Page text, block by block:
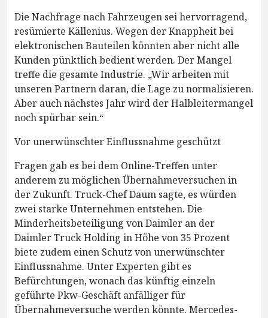
Die Nachfrage nach Fahrzeugen sei hervorragend,
resümierte Källenius. Wegen der Knappheit bei
elektronischen Bauteilen könnten aber nicht alle
Kunden pünktlich bedient werden. Der Mangel
treffe die gesamte Industrie. „Wir arbeiten mit
unseren Partnern daran, die Lage zu normalisieren.
Aber auch nächstes Jahr wird der Halbleitermangel
noch spürbar sein.“
Vor unerwünschter Einflussnahme geschützt
Fragen gab es bei dem Online-Treffen unter
anderem zu möglichen Übernahmeversuchen in
der Zukunft. Truck-Chef Daum sagte, es würden
zwei starke Unternehmen entstehen. Die
Minderheitsbeteiligung von Daimler an der
Daimler Truck Holding in Höhe von 35 Prozent
biete zudem einen Schutz von unerwünschter
Einflussnahme. Unter Experten gibt es
Befürchtungen, wonach das künftig einzeln
geführte Pkw-Geschäft anfälliger für
Übernahmeversuche werden könnte. Mercedes-